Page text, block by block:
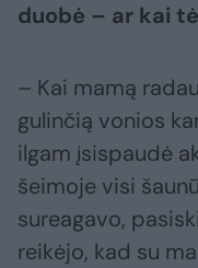
duobė – ar kai
– Kai mamą
gulinčią vonios
ilgam įsispaudė
šeimoje visi
sureagavo,
reikėjo, kad su